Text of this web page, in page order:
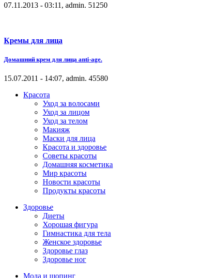
07.11.2013 - 03:11, admin. 51250
Кремы для лица
Домашний крем для лица anti-age.
15.07.2011 - 14:07, admin. 45580
Красота
Уход за волосами
Уход за лицом
Уход за телом
Макияж
Маски для лица
Красота и здоровье
Советы красоты
Домашняя косметика
Мир красоты
Новости красоты
Продукты красоты
Здоровье
Диеты
Хорошая фигура
Гимнастика для тела
Женское здоровье
Здоровье глаз
Здоровье ног
Мода и шопинг